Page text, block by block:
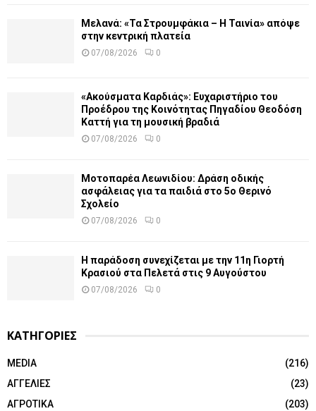
Μελανά: «Τα Στρουμφάκια – Η Ταινία» απόψε
στην κεντρική πλατεία
07/08/2026 0
«Ακούσματα Καρδιάς»: Ευχαριστήριο του
Προέδρου της Κοινότητας Πηγαδίου Θεοδόση
Καττή για τη μουσική βραδιά
07/08/2026 0
Μοτοπαρέα Λεωνιδίου: Δράση οδικής
ασφάλειας για τα παιδιά στο 5ο Θερινό
Σχολείο
07/08/2026 0
Η παράδοση συνεχίζεται με την 11η Γιορτή
Κρασιού στα Πελετά στις 9 Αυγούστου
07/08/2026 0
ΚΑΤΗΓΟΡΙΕΣ
MEDIA
(216)
ΑΓΓΕΛΙΕΣ
(23)
ΑΓΡΟΤΙΚΑ
(203)